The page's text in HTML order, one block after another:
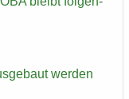
wer­den